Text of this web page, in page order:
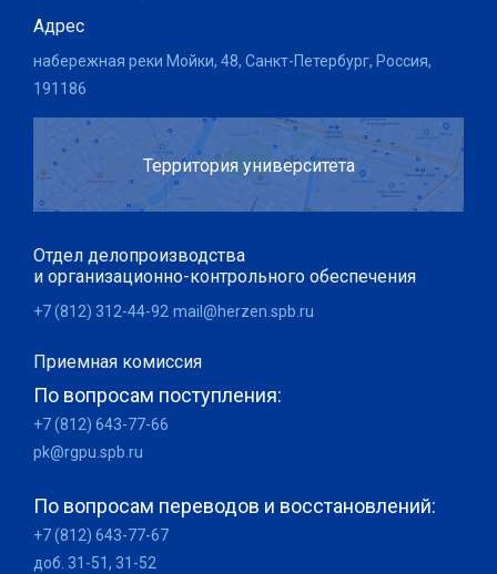
Адрес
набережная реки Мойки, 48, Санкт-Петербург, Россия,
191186
Территория университета
Отдел делопроизводства
и организационно-контрольного обеспечения
+7 (812) 312-44-92 mail@herzen.spb.ru
Приемная комиссия
По вопросам поступления:
+7 (812) 643-77-66
pk@rgpu.spb.ru
По вопросам переводов и восстановлений:
+7 (812) 643-77-67
доб. 31-51, 31-52